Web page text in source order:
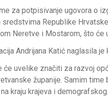
za potpisivanje ugovora o
Republike
Neretve i Mostarom, što
Andrijana Katić naglasila
uvelike značiti za razvoj
županije. Samim
kraju krajeva i